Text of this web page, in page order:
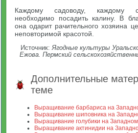
Каждому садоводу, каждому
необходимо посадить калину. В
она одарит рачительного хозяина
неповторимой красотой.
Источник: Ягодные культуры
Ежова. Пермский
Дополнительные
теме
Выращивание барбариса на
Выращивание шиповника на
Выращивание голубики на
Выращивание актинидии на